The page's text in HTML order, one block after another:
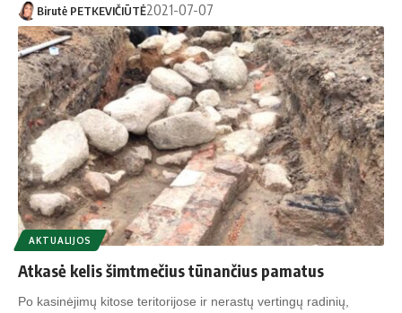
Birutė PETKEVIČIŪTĖ2021-07-07
AKTUALIJOS
Atkasė kelis šimtmečius tūnančius pamatus
Po kasinėjimų kitose teritorijose ir nerastų vertingų radinių,